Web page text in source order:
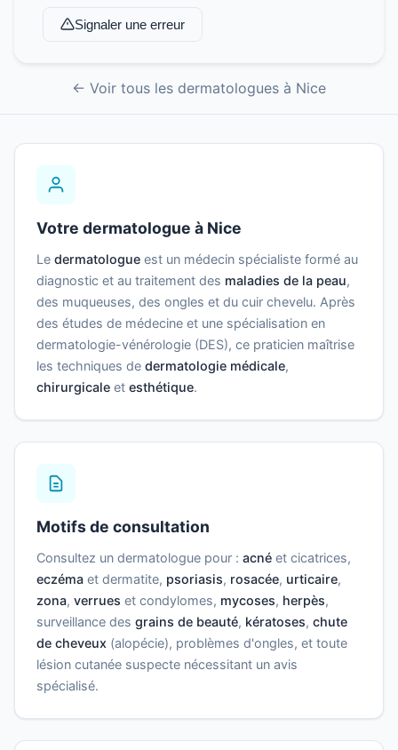
Signaler une erreur
← Voir tous les dermatologues à Nice
Votre dermatologue à Nice
Le dermatologue est un médecin spécialiste formé au
diagnostic et au traitement des maladies de la peau,
des muqueuses, des ongles et du cuir chevelu. Après
des études de médecine et une spécialisation en
dermatologie-vénérologie (DES), ce praticien maîtrise
les techniques de dermatologie médicale,
chirurgicale et esthétique.
Motifs de consultation
Consultez un dermatologue pour : acné et cicatrices,
eczéma et dermatite, psoriasis, rosacée, urticaire,
zona, verrues et condylomes, mycoses, herpès,
surveillance des grains de beauté, kératoses, chute
de cheveux (alopécie), problèmes d'ongles, et toute
lésion cutanée suspecte nécessitant un avis
spécialisé.